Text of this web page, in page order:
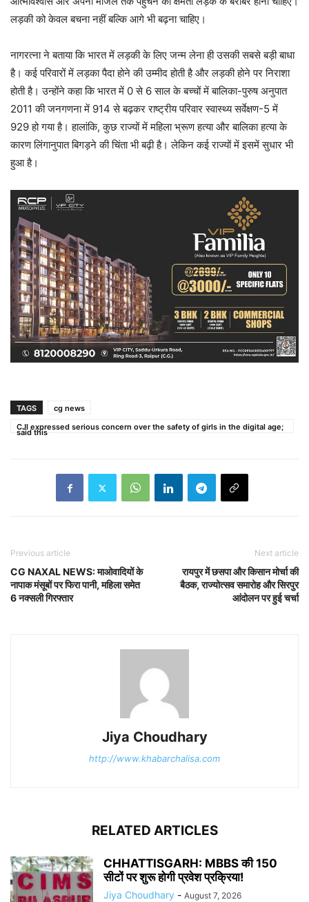
लड़की को केवल बचना नहीं बल्कि आगे भी बढ़ना चाहिए।
नागरत्ना ने बताया कि भारत में लड़की के लिए जन्म लेना ही उसकी सबसे बड़ी बाधा
है। कई परिवारों में लड़का पैदा होने की उम्मीद होती है और लड़की होने पर निराशा
होती है। उन्होंने कहा कि भारत में 0 से 6 साल के बच्चों में बालिका-पुरुष अनुपात
2011 की जनगणना में 914 से बढ़कर राष्ट्रीय परिवार स्वास्थ्य सर्वेक्षण-5 में
929 हो गया है। हालांकि, कुछ राज्यों में महिला भ्रूण हत्या और बालिका हत्या के
कारण लिंगानुपात बिगड़ने की चिंता भी बढ़ी है। लेकिन कई राज्यों में इसमें सुधार भी
हुआ है।
TAGS
cg news
CJI expressed serious concern over the safety of girls in the digital age;
said this
Previous article
CG NAXAL NEWS: माओवादियों के
नापाक मंसूबों पर फिरा पानी, महिला समेत
6 नक्सली गिरफ्तार
Next article
रायपुर में छसपा और किसान मोर्चा की
बैठक, राज्योत्सव समारोह और सिरपुर
आंदोलन पर हुई चर्चा
Jiya Choudhary
http://www.khabarchalisa.com
RELATED ARTICLES
CHHATTISGARH: MBBS की 150
सीटों पर शुरू होगी प्रवेश प्रक्रिया!
Jiya Choudhary - August 7, 2026